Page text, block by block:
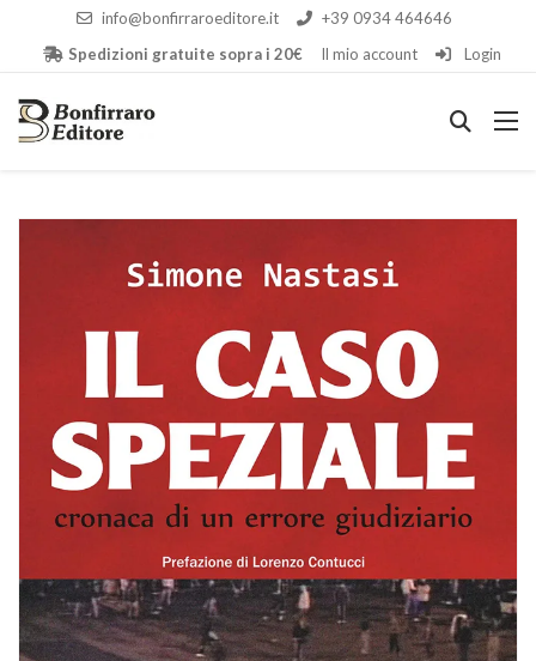
info@bonfirraroeditore.it
+39 0934 464646
Spedizioni gratuite sopra i 20€
Il mio account Login